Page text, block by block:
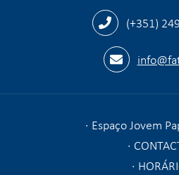
(+351)
Espaço Jovem